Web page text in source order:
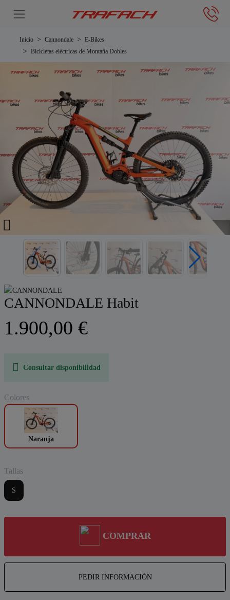
Inicio Cannondale
E-Bikes
Bicicletas eléctricas de Montaña Dobles
CANNONDALE Habit
1.900,00 €
Consultar disponibilidad
Colores
Naranja
Tallas
S
COMPRAR
PEDIR INFORMACIÓN